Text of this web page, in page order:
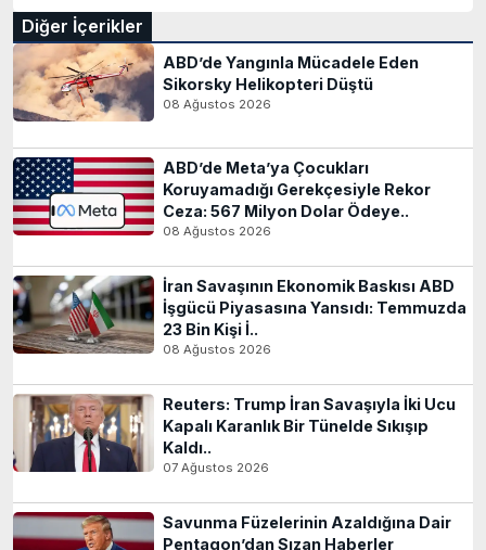
Diğer İçerikler
ABD’de Yangınla Mücadele Eden
Sikorsky Helikopteri Düştü
08 Ağustos 2026
ABD’de Meta’ya Çocukları
Koruyamadığı Gerekçesiyle Rekor
Ceza: 567 Milyon Dolar Ödeye..
08 Ağustos 2026
İran Savaşının Ekonomik Baskısı ABD
İşgücü Piyasasına Yansıdı: Temmuzda
23 Bin Kişi İ..
08 Ağustos 2026
Reuters: Trump İran Savaşıyla İki Ucu
Kapalı Karanlık Bir Tünelde Sıkışıp
Kaldı..
07 Ağustos 2026
Savunma Füzelerinin Azaldığına Dair
Pentagon’dan Sızan Haberler